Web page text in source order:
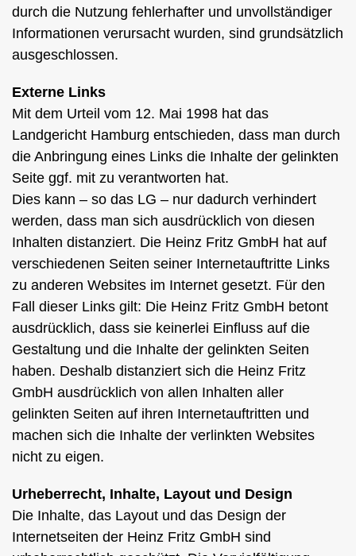
durch die Nutzung fehlerhafter und unvollständiger
Informationen verursacht wurden, sind grundsätzlich
ausgeschlossen.
Externe Links
Mit dem Urteil vom 12. Mai 1998 hat das
Landgericht Hamburg entschieden, dass man durch
die Anbringung eines Links die Inhalte der gelinkten
Seite ggf. mit zu verantworten hat.
Dies kann – so das LG – nur dadurch verhindert
werden, dass man sich ausdrücklich von diesen
Inhalten distanziert. Die Heinz Fritz GmbH hat auf
verschiedenen Seiten seiner Internetauftritte Links
zu anderen Websites im Internet gesetzt. Für den
Fall dieser Links gilt: Die Heinz Fritz GmbH betont
ausdrücklich, dass sie keinerlei Einfluss auf die
Gestaltung und die Inhalte der gelinkten Seiten
haben. Deshalb distanziert sich die Heinz Fritz
GmbH ausdrücklich von allen Inhalten aller
gelinkten Seiten auf ihren Internetauftritten und
machen sich die Inhalte der verlinkten Websites
nicht zu eigen.
Urheberrecht, Inhalte, Layout und Design
Die Inhalte, das Layout und das Design der
Internetseiten der Heinz Fritz GmbH sind